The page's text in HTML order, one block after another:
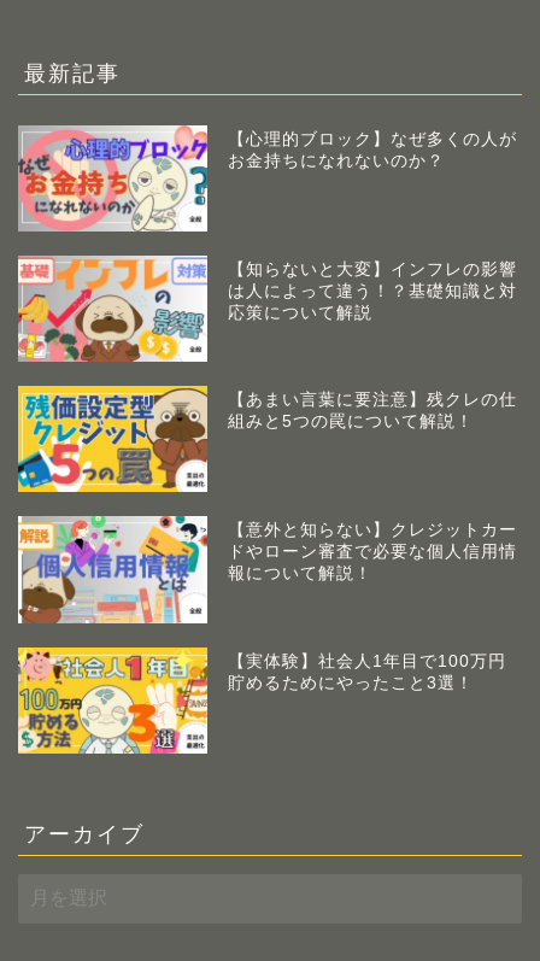
最新記事
【心理的ブロック】なぜ多くの人が
お金持ちになれないのか？
【知らないと大変】インフレの影響
は人によって違う！？基礎知識と対
応策について解説
【あまい言葉に要注意】残クレの仕
組みと5つの罠について解説！
【意外と知らない】クレジットカー
ドやローン審査で必要な個人信用情
報について解説！
【実体験】社会人1年目で100万円
貯めるためにやったこと3選！
アーカイブ
ー